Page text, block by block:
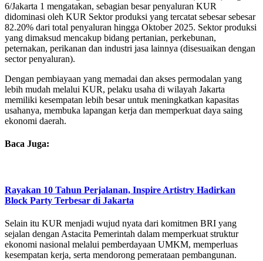
6/Jakarta 1 mengatakan, sebagian besar penyaluran KUR
didominasi oleh KUR Sektor produksi yang tercatat sebesar sebesar
82.20% dari total penyaluran hingga Oktober 2025. Sektor produksi
yang dimaksud mencakup bidang pertanian, perkebunan,
peternakan, perikanan dan industri jasa lainnya (disesuaikan dengan
sector penyaluran).
Dengan pembiayaan yang memadai dan akses permodalan yang
lebih mudah melalui KUR, pelaku usaha di wilayah Jakarta
memiliki kesempatan lebih besar untuk meningkatkan kapasitas
usahanya, membuka lapangan kerja dan memperkuat daya saing
ekonomi daerah.
Baca Juga:
Rayakan 10 Tahun Perjalanan, Inspire Artistry Hadirkan
Block Party Terbesar di Jakarta
Selain itu KUR menjadi wujud nyata dari komitmen BRI yang
sejalan dengan Astacita Pemerintah dalam memperkuat struktur
ekonomi nasional melalui pemberdayaan UMKM, memperluas
kesempatan kerja, serta mendorong pemerataan pembangunan.